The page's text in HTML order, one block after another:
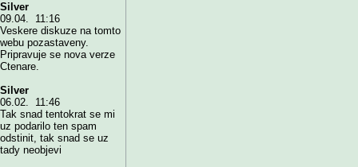
Silver
09.04. 11:16
Veskere diskuze na tomto
webu pozastaveny.
Pripravuje se nova verze
Ctenare.
Silver
06.02. 11:46
Tak snad tentokrat se mi
uz podarilo ten spam
odstinit, tak snad se uz
tady neobjevi